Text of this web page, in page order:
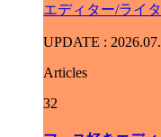
エディター/ライ
UPDATE :
Articles
32